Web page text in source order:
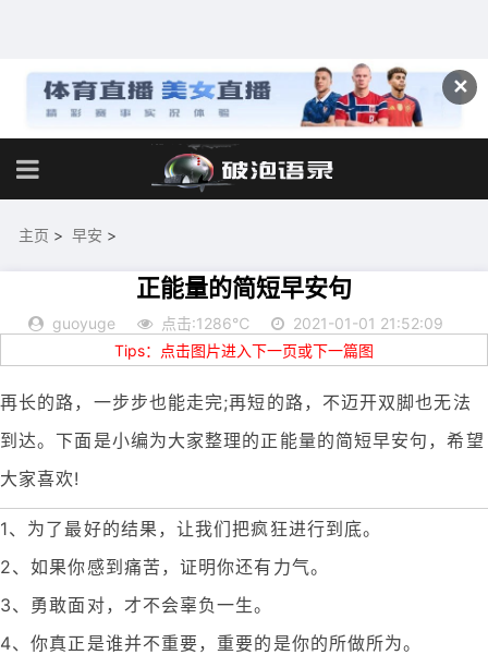
✕
主页 > 早安 >
正能量的简短早安句
guoyuge 点击:1286℃
2021-01-01 21:52:09
Tips：点击图片进入下一页或下一篇图
再长的路，一步步也能走完;再短的路，不迈开双脚也无法
到达。下面是小编为大家整理的正能量的简短早安句，希望
大家喜欢!
1、为了最好的结果，让我们把疯狂进行到底。
2、如果你感到痛苦，证明你还有力气。
3、勇敢面对，才不会辜负一生。
4、你真正是谁并不重要，重要的是你的所做所为。